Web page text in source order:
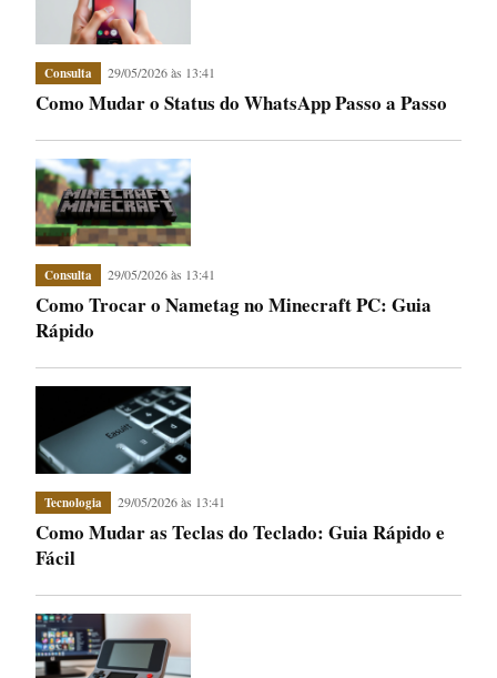
Consulta 29/05/2026 às 13:41
Como Mudar o Status do WhatsApp Passo a Passo
Consulta 29/05/2026 às 13:41
Como Trocar o Nametag no Minecraft PC: Guia
Rápido
Tecnologia 29/05/2026 às 13:41
Como Mudar as Teclas do Teclado: Guia Rápido e
Fácil